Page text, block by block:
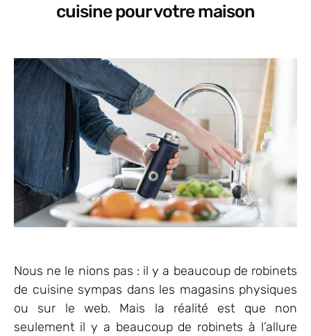
cuisine pour votre maison
Nous ne le nions pas : il y a beaucoup de robinets
de cuisine sympas dans les magasins physiques
ou sur le web. Mais la réalité est que non
seulement il y a beaucoup de robinets à l’allure